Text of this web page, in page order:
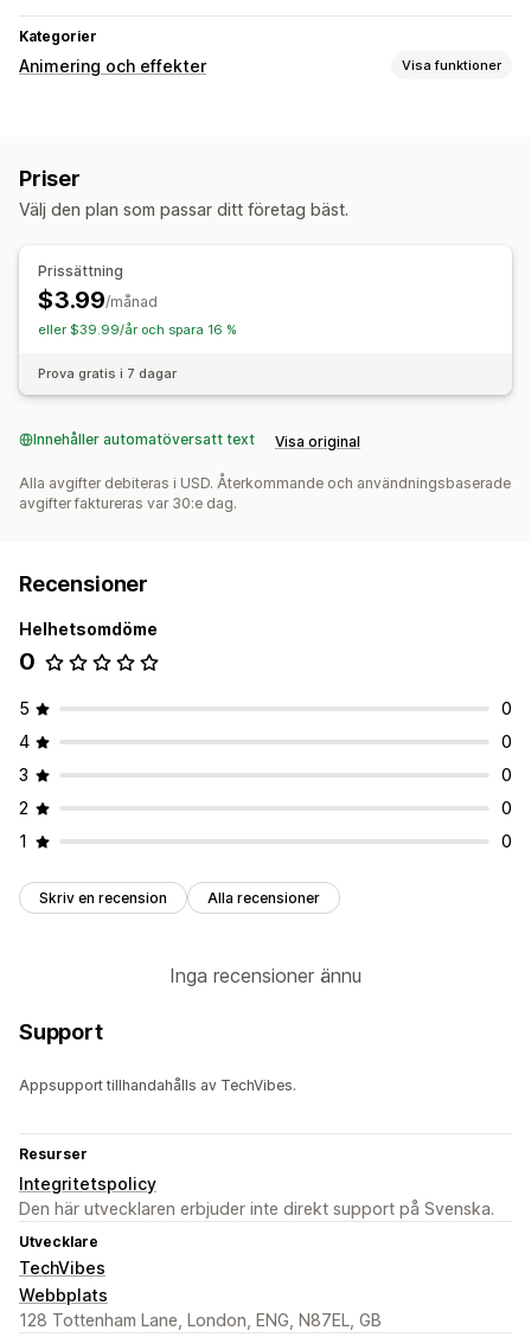
Kategorier
Animering och effekter Visa funktioner
Anpassade animeringar
Interaktiva animeringar
Black Friday (BFCM)
Priser
Välj den plan som passar ditt företag bäst.
Prissättning
$3.99/månad
eller $39.99/år och spara 16 %
Prova gratis i 7 dagar
Innehåller automatöversatt text Visa original
Alla avgifter debiteras i USD. Återkommande och användningsbaserade
avgifter faktureras var 30:e dag.
Recensioner
Helhetsomdöme
0
5
0
4
0
3
0
2
0
1
0
Skriv en recension Alla recensioner
Inga recensioner ännu
Support
Appsupport tillhandahålls av TechVibes.
Resurser
Integritetspolicy
Den här utvecklaren erbjuder inte direkt support på Svenska.
Utvecklare
TechVibes
Webbplats
128 Tottenham Lane, London, ENG, N87EL, GB